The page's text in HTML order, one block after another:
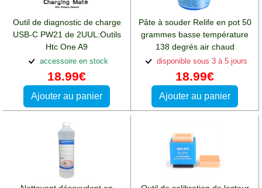
Outil de diagnostic de charge
USB-C PW21 de 2UUL:Outils
Htc One A9
accessoire en stock
18.99€
Ajouter au panier
Pâte à souder Relife en pot 50
grammes basse température
138 degrés air chaud
microsoudure CMS:Outils Htc
One A9
disponible sous 3 à 5 jours
18.99€
Ajouter au panier